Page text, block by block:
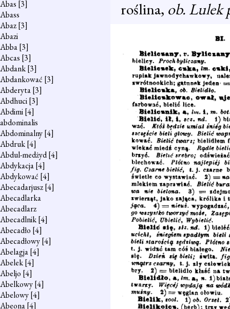
Abas [3]
Abass
Abaz[3]
Abazi
Abba[3]
Abcas [3]
Abdank[3]
Abdankować [3]
Abderyta[3]
Abdhuci[3]
Abdimi[4]
abdominalis
Abdominalny[4]
Abdruk[4]
Abdul-medżyd[4]
Abdykacja[4]
Abdykować [4]
Abecadarjusz[4]
Abecadlarka
Abecadlarz
Abecadlnik[4]
Abecadło [4]
Abecadłowy[4]
Abelagja[4]
Abelek[4]
Abeljo [4]
Abelkowy[4]
Abelowy[4]
Abeona[4]
roślina, ob. Lulek